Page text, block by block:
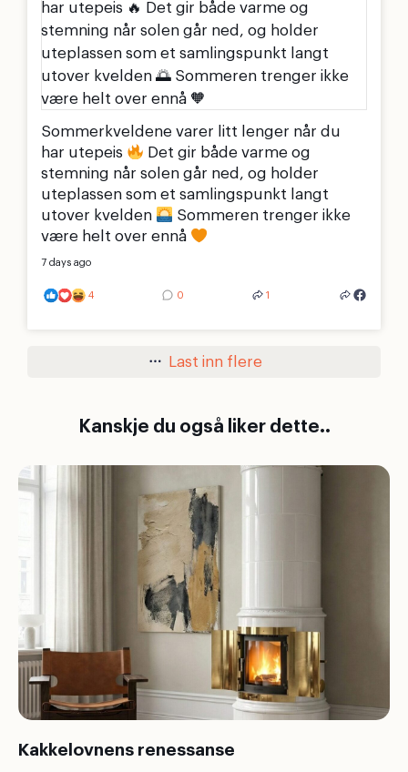
Sommerkveldene varer litt lenger når du
har utepeis
Det gir både varme og
stemning når solen går ned, og holder
uteplassen som et samlingspunkt langt
utover kvelden
Sommeren trenger ikke
være helt over ennå
7 days ago
4 0 1
Last inn flere
Kanskje du også liker dette..
Kakkelovnens renessanse